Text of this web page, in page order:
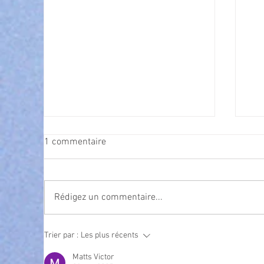
Cet été, la musique s’invite à
1 commentaire
Rédigez un commentaire...
Trier par : Les plus récents
Matts Victor